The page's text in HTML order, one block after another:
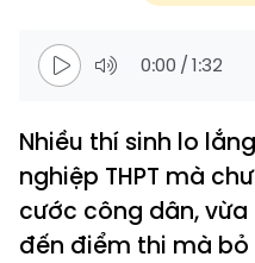
0:00 /1:32
Nhiều thí sinh lo
nghiệp THPT mà
cước công dân,
đến điểm thi mà bỏ